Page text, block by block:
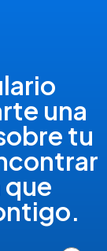
una
tu
que